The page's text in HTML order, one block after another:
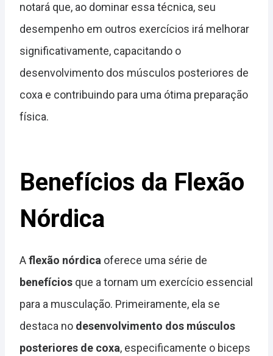
notará que, ao dominar essa técnica, seu
desempenho em outros exercícios irá melhorar
significativamente, capacitando o
desenvolvimento dos músculos posteriores de
coxa e contribuindo para uma ótima preparação
física.
Benefícios da Flexão
Nórdica
Aflexão nórdica oferece uma série de
benefícios que a tornam um exercício essencial
para a musculação. Primeiramente, ela se
destaca no desenvolvimento dos músculos
posteriores de coxa, especificamente o biceps